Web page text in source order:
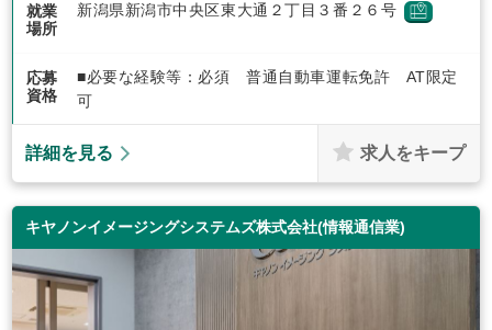
就業
場所
新潟県新潟市中央区東大通２丁目３番２６号
応募
資格
■必要な経験等：必須 普通自動車運転免許 AT限定
可
詳細を見る 求人をキープ
キヤノンイメージングシステムズ株式会社(情報通信業)